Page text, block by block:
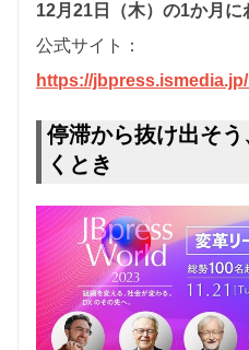
12月21日（木）の1か月に
公式サイト：
https://
停滞から抜け出そ
くとき